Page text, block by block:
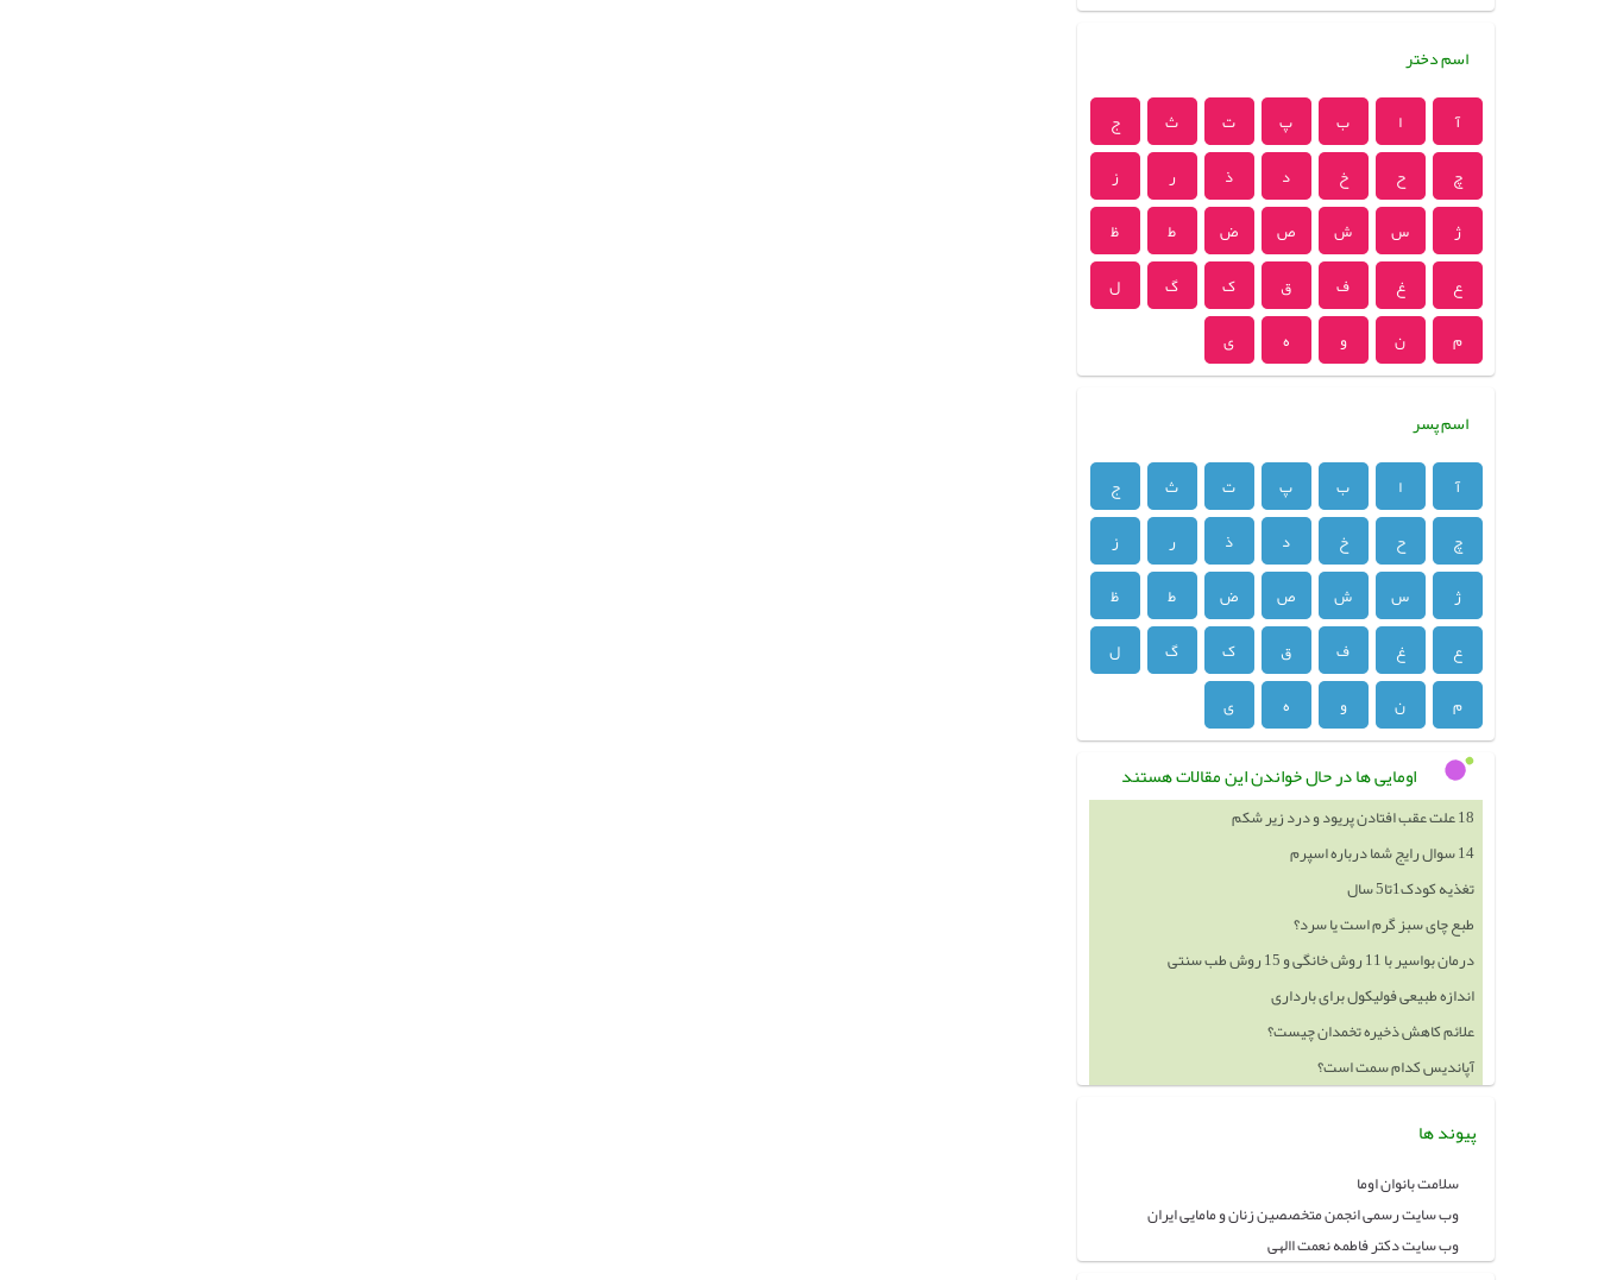
اسم دختر
آ ا ب پ ت ث
ج
چ
ح خ د ذ ر
ز
ژ
س ش ص ض ط
ظ
ع
غ ف ق ک گ
ل
م
ن و ه ی
اسم پسر
آ ا ب پ ت ث
ج
چ
ح خ د ذ ر
ز
ژ
س ش ص ض ط
ظ
ع
غ ف ق ک گ
ل
م
ن و ه ی
اومایی ها در حال خواندن این مقالات هستند
18 علت عقب افتادن پریود و درد زیر شکم
14 سوال رایج شما درباره اسپرم
تغذیه کودک1تا5 سال
طبع چای سبز گرم است یا سرد؟
درمان بواسیر با 11 روش خانگی و 15 روش طب سنتی
اندازه طبیعی فولیکول برای بارداری
علائم کاهش ذخیره تخمدان چیست؟
آپاندیس کدام سمت است؟
پیوند ها
سلامت بانوان اوما
وب سایت رسمی انجمن متخصصین زنان و مامایی ایران
وب سایت دکتر فاطمه نعمت االهی